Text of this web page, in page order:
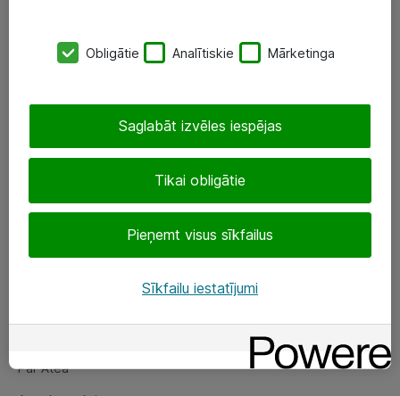
SIA „ATEA”
eShop@atea.lv
Sekojiet mums
Par Atea
Par Atea
Obligātie Analītiskie Mārketinga
Tikai obligātie
Pieņemt visus sīkfailus
Saglabāt izvēles iespējas
Sīkfailu iestatījumi